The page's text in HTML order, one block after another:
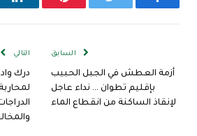
فيسبوك تويتر بينتيريست
السابق
أزمة العطش في الجبل الحبيب
بإقليم تطوان … نداء عاجل
لإنقاذ الساكنة من انقطاع الماء
التالي
درك